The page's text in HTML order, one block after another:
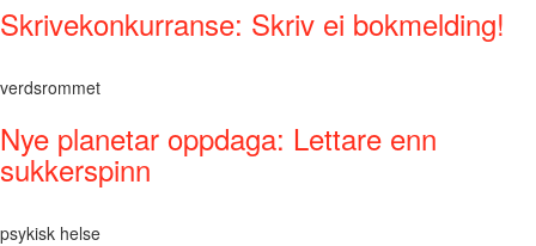
Skrivekonkurranse: Skriv ei bokmelding!
verdsrommet
Nye planetar oppdaga: Lettare enn
sukkerspinn
psykisk helse